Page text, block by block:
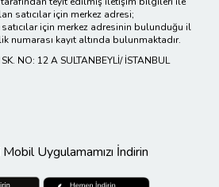
satıcılar için merkez adresi;
için merkez adresinin bulunduğu il
numarası kayıt altında bulunmaktadır.
NO: 12 A SULTANBEYLİ/ İSTANBUL
Uygulamamızı İndirin